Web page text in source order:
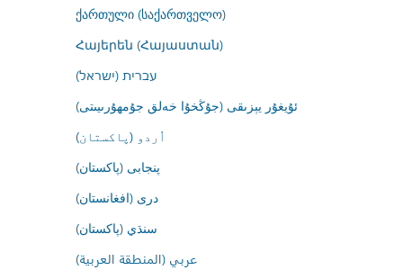
ქართული (საქართველო)
Հայերեն (Հայաստան)
עברית (ישראל)
ئۇيغۇر يېزىقى (جۇڭخۇا خەلق جۇمھۇرىيىتى)
اُردو (پاکستان)
پنجابی (پاکستان)
درى (افغانستان)
سنڌي (پاکستان)
عربي (المنطقة العربية)